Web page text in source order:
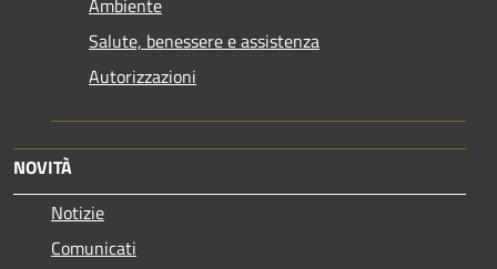
Ambiente
Salute, benessere e assistenza
Autorizzazioni
NOVITÀ
Notizie
Comunicati